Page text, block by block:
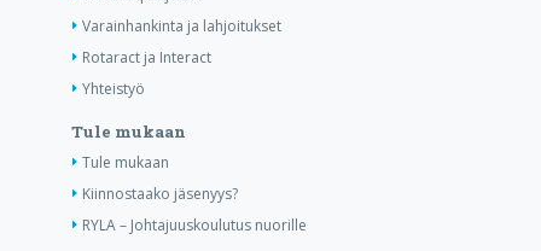
Varainhankinta ja lahjoitukset
Rotaract ja Interact
Yhteistyö
Tule mukaan
Tule mukaan
Kiinnostaako jäsenyys?
RYLA – Johtajuuskoulutus nuorille